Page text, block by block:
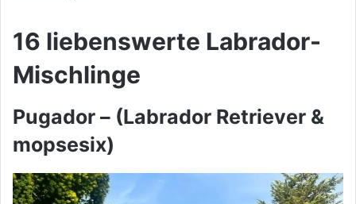
16 liebenswerte Labrador-
Mischlinge
Pugador – (Labrador Retriever &
mopsesix)